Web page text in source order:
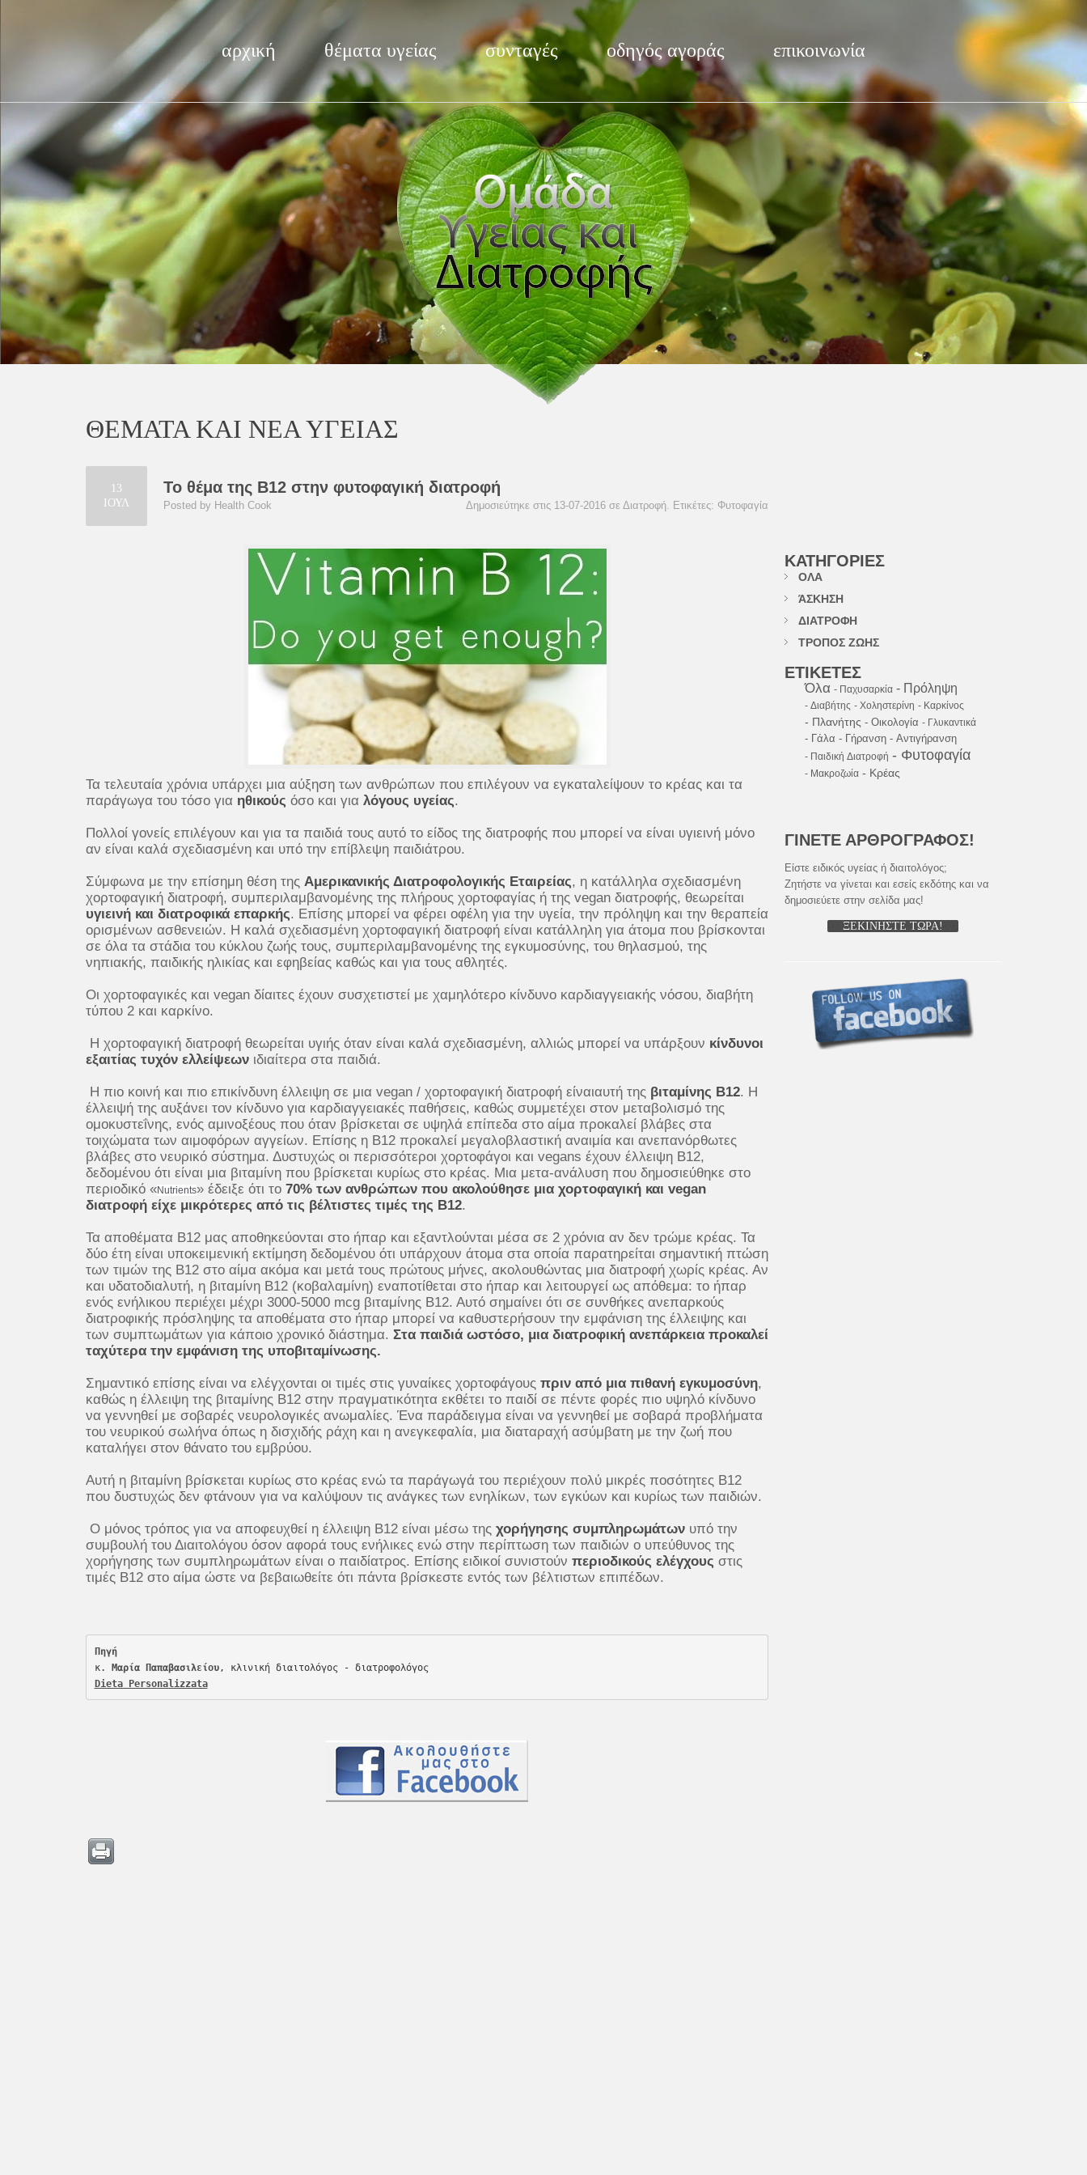
αρχική θέματα υγείας συνταγές οδηγός αγοράς επικοινωνία
ΘΕΜΑΤΑ ΚΑΙ ΝΕΑ ΥΓΕΙΑΣ
13
ΙΟΥΛ
Το θέμα της Β12 στην φυτοφαγική διατροφή
Posted by Health Cook Δημοσιεύτηκε στις 13-07-2016 σε Διατροφή. Ετικέτες: Φυτοφαγία
Τα τελευταία χρόνια υπάρχει μια αύξηση των ανθρώπων που επιλέγουν να εγκαταλείψουν το κρέας και τα
παράγωγα του τόσο για ηθικούς όσο και για λόγους υγείας.
Πολλοί γονείς επιλέγουν και για τα παιδιά τους αυτό το είδος της διατροφής που μπορεί να είναι υγιεινή μόνο
αν είναι καλά σχεδιασμένη και υπό την επίβλεψη παιδιάτρου.
Σύμφωνα με την επίσημη θέση της Αμερικανικής Διατροφολογικής Εταιρείας, η κατάλληλα σχεδιασμένη
χορτοφαγική διατροφή, συμπεριλαμβανομένης της πλήρους χορτοφαγίας ή της vegan διατροφής, θεωρείται
υγιεινή και διατροφικά επαρκής. Επίσης μπορεί να φέρει οφέλη για την υγεία, την πρόληψη και την θεραπεία
ορισμένων ασθενειών. Η καλά σχεδιασμένη χορτοφαγική διατροφή είναι κατάλληλη για άτομα που βρίσκονται
σε όλα τα στάδια του κύκλου ζωής τους, συμπεριλαμβανομένης της εγκυμοσύνης, του θηλασμού, της
νηπιακής, παιδικής ηλικίας και εφηβείας καθώς και για τους αθλητές.
Οι χορτοφαγικές και vegan δίαιτες έχουν συσχετιστεί με χαμηλότερο κίνδυνο καρδιαγγειακής νόσου, διαβήτη
τύπου 2 και καρκίνο.
Η χορτοφαγική διατροφή θεωρείται υγιής όταν είναι καλά σχεδιασμένη, αλλιώς μπορεί να υπάρξουν κίνδυνοι
εξαιτίας τυχόν ελλείψεων ιδιαίτερα στα παιδιά.
Η πιο κοινή και πιο επικίνδυνη έλλειψη σε μια vegan / χορτοφαγική διατροφή είναιαυτή της βιταμίνης Β12. Η
έλλειψή της αυξάνει τον κίνδυνο για καρδιαγγειακές παθήσεις, καθώς συμμετέχει στον μεταβολισμό της
ομοκυστεΐνης, ενός αμινοξέους που όταν βρίσκεται σε υψηλά επίπεδα στο αίμα προκαλεί βλάβες στα
τοιχώματα των αιμοφόρων αγγείων. Επίσης η Β12 προκαλεί μεγαλοβλαστική αναιμία και ανεπανόρθωτες
βλάβες στο νευρικό σύστημα. Δυστυχώς οι περισσότεροι χορτοφάγοι και vegans έχουν έλλειψη Β12,
δεδομένου ότι είναι μια βιταμίνη που βρίσκεται κυρίως στο κρέας. Μια μετα-ανάλυση που δημοσιεύθηκε στο
περιοδικό «Nutrients» έδειξε ότι το 70% των ανθρώπων που ακολούθησε μια χορτοφαγική και vegan
διατροφή είχε μικρότερες από τις βέλτιστες τιμές της Β12.
Τα αποθέματα Β12 μας αποθηκεύονται στο ήπαρ και εξαντλούνται μέσα σε 2 χρόνια αν δεν τρώμε κρέας. Τα
δύο έτη είναι υποκειμενική εκτίμηση δεδομένου ότι υπάρχουν άτομα στα οποία παρατηρείται σημαντική πτώση
των τιμών της Β12 στο αίμα ακόμα και μετά τους πρώτους μήνες, ακολουθώντας μια διατροφή χωρίς κρέας. Αν
και υδατοδιαλυτή, η βιταμίνη Β12 (κοβαλαμίνη) εναποτίθεται στο ήπαρ και λειτουργεί ως απόθεμα: το ήπαρ
ενός ενήλικου περιέχει μέχρι 3000-5000 mcg βιταμίνης Β12. Αυτό σημαίνει ότι σε συνθήκες ανεπαρκούς
διατροφικής πρόσληψης τα αποθέματα στο ήπαρ μπορεί να καθυστερήσουν την εμφάνιση της έλλειψης και
των συμπτωμάτων για κάποιο χρονικό διάστημα. Στα παιδιά ωστόσο, μια διατροφική ανεπάρκεια προκαλεί
ταχύτερα την εμφάνιση της υποβιταμίνωσης.
Σημαντικό επίσης είναι να ελέγχονται οι τιμές στις γυναίκες χορτοφάγους πριν από μια πιθανή εγκυμοσύνη,
καθώς η έλλειψη της βιταμίνης Β12 στην πραγματικότητα εκθέτει το παιδί σε πέντε φορές πιο υψηλό κίνδυνο
να γεννηθεί με σοβαρές νευρολογικές ανωμαλίες. Ένα παράδειγμα είναι να γεννηθεί με σοβαρά προβλήματα
του νευρικού σωλήνα όπως η δισχιδής ράχη και η ανεγκεφαλία, μια διαταραχή ασύμβατη με την ζωή που
καταλήγει στον θάνατο του εμβρύου.
Αυτή η βιταμίνη βρίσκεται κυρίως στο κρέας ενώ τα παράγωγά του περιέχουν πολύ μικρές ποσότητες Β12
που δυστυχώς δεν φτάνουν για να καλύψουν τις ανάγκες των ενηλίκων, των εγκύων και κυρίως των παιδιών.
Ο μόνος τρόπος για να αποφευχθεί η έλλειψη Β12 είναι μέσω της χορήγησης συμπληρωμάτων υπό την
συμβουλή του Διαιτολόγου όσον αφορά τους ενήλικες ενώ στην περίπτωση των παιδιών ο υπεύθυνος της
χορήγησης των συμπληρωμάτων είναι ο παιδίατρος. Επίσης ειδικοί συνιστούν περιοδικούς ελέγχους στις
τιμές Β12 στο αίμα ώστε να βεβαιωθείτε ότι πάντα βρίσκεστε εντός των βέλτιστων επιπέδων.
Πηγή
κ. Μαρία Παπαβασιλείου
, κλινική διαιτολόγος - διατροφολόγος
Dieta Personalizzata
ΚΑΤΗΓΟΡΙΕΣ
ΟΛΑ
ΆΣΚΗΣΗ
ΔΙΑΤΡΟΦΗ
ΤΡΟΠΟΣ ΖΩΗΣ
ΕΤΙΚΕΤΕΣ
Όλα - Παχυσαρκία - Πρόληψη
- Διαβήτης - Χοληστερίνη - Καρκίνος
- Πλανήτης - Οικολογία - Γλυκαντικά
- Γάλα - Γήρανση - Αντιγήρανση
- Παιδική Διατροφή - Φυτοφαγία
- Μακροζωία - Κρέας
ΓΙΝΕΤΕ ΑΡΘΡΟΓΡΑΦΟΣ!
Είστε ειδικός υγείας ή διαιτολόγος;
Ζητήστε να γίνεται και εσείς εκδότης και να
δημοσιεύετε στην σελίδα μας!
ΞΕΚΙΝΗΣΤΕ ΤΩΡΑ!